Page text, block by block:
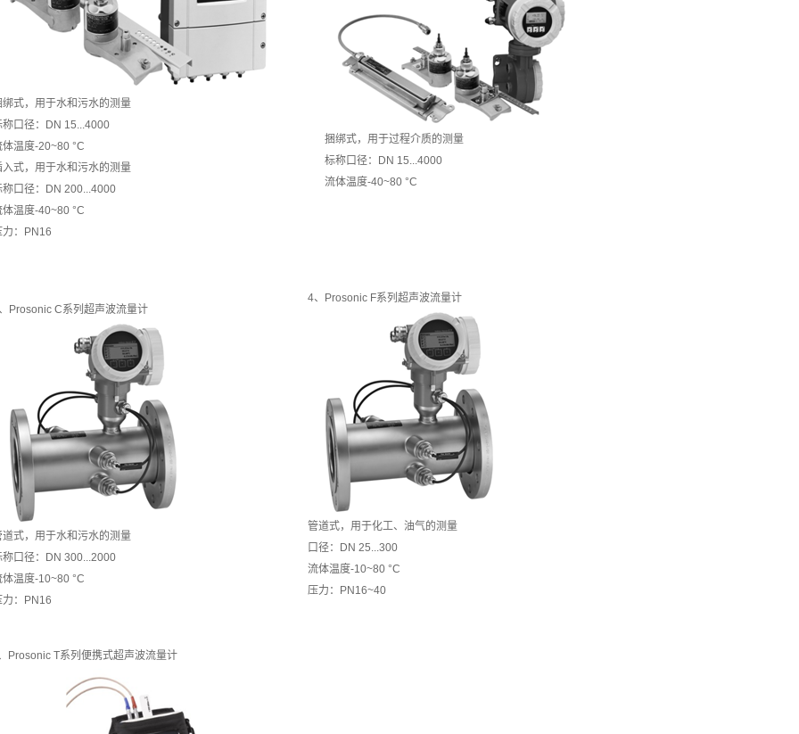
绑式，用于水和污水的测量
称口径：DN 15...4000
体温度-20~80 °C
入式，用于水和污水的测量
称口径：DN 200...4000
体温度-40~80 °C
力：PN16
捆绑式，用于过程介质的测量
标称口径：DN 15...4000
流体温度-40~80 °C
Prosonic C系列超声波流量计
道式，用于水和污水的测量
称口径：DN 300...2000
体温度-10~80 °C
力：PN16
4、Prosonic F系列超声波流量计
管道式，用于化工、油气的测量
口径：DN 25...300
流体温度-10~80 °C
压力：PN16~40
Prosonic T系列便携式超声波流量计